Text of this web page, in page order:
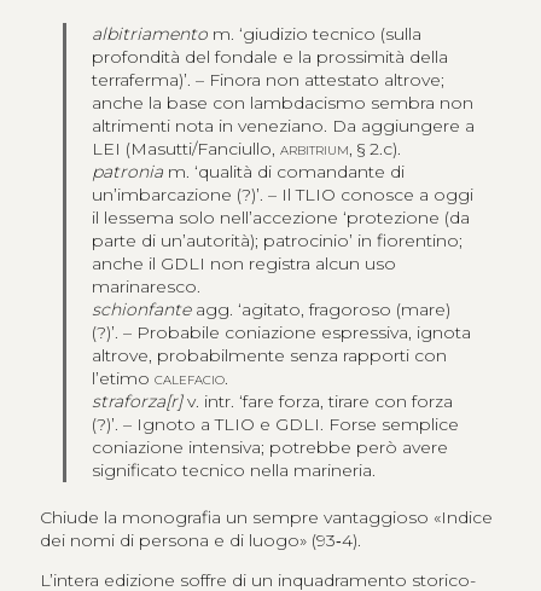
albitriamento m. ʻgiudizio tecnico (sulla
profondità del fondale e la prossimità della
terraferma)ʼ. – Finora non attestato altrove;
anche la base con lambdacismo sembra non
altrimenti nota in veneziano. Da aggiungere a
LEI (Masutti/Fanciullo,arbitrium, § 2.c).
patronia m. ʻqualità di comandante di
un’imbarcazione (?)ʼ. – Il TLIO conosce a oggi
il lessema solo nell’accezione ʻprotezione (da
parte di un’autorità); patrocinioʼ in fiorentino;
anche il GDLI non registra alcun uso
marinaresco.
schionfanteagg. ʻagitato, fragoroso (mare)
(?)ʼ. – Probabile coniazione espressiva, ignota
altrove, probabilmente senza rapporti con
l’etimocalefacio.
straforza[r]v. intr. ʻfare forza, tirare con forza
(?)ʼ. – Ignoto a TLIO e GDLI. Forse semplice
coniazione intensiva; potrebbe però avere
significato tecnico nella marineria.
Chiude la monografia un sempre vantaggioso «Indice
dei nomi di persona e di luogo» (93‑4).
L’intera edizione soffre di un inquadramento storico-